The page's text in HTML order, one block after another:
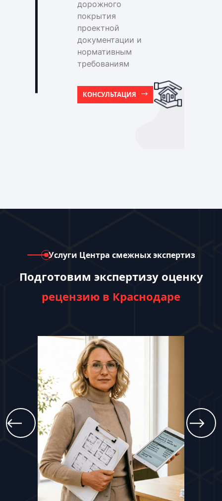
дорожного
покрытия
проектной
документации и
нормативным
требованиям
КОНСУЛЬТАЦИЯ
Услуги Центра смежных экспертиз
Подготовим экспертизу оценку
рецензию в Краснодаре